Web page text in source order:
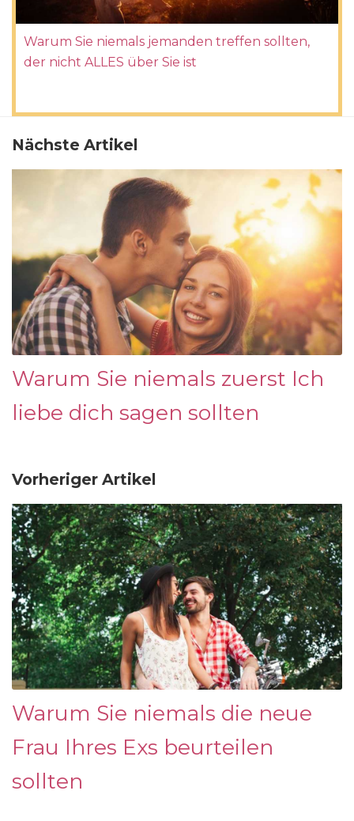
Warum Sie niemals jemanden treffen sollten,
der nicht ALLES über Sie ist
Nächste Artikel
Warum Sie niemals zuerst Ich
liebe dich sagen sollten
Vorheriger Artikel
Warum Sie niemals die neue
Frau Ihres Exs beurteilen
sollten